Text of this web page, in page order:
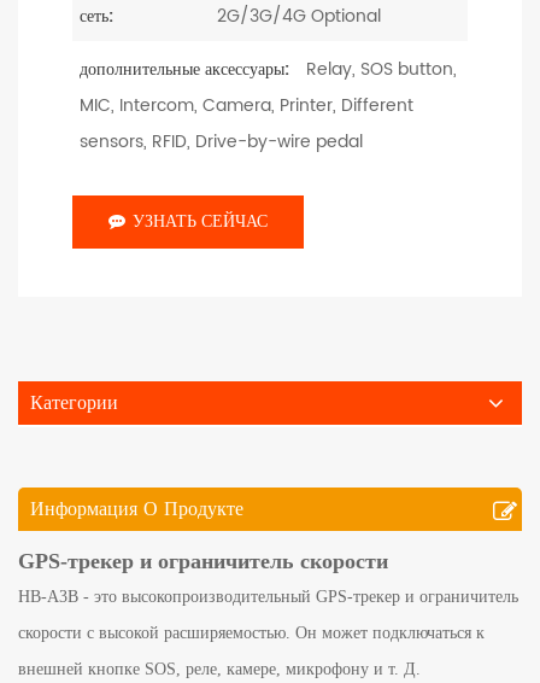
сеть:
2G/3G/4G Optional
дополнительные аксессуары:
Relay, SOS button,
MIC, Intercom, Camera, Printer, Different
sensors, RFID, Drive-by-wire pedal
УЗНАТЬ СЕЙЧАС
Категории
Информация О Продукте
GPS-трекер и ограничитель скорости
HB-A3B - это высокопроизводительный GPS-трекер и ограничитель
скорости с высокой расширяемостью. Он может подключаться к
внешней кнопке SOS, реле, камере, микрофону и т. Д.